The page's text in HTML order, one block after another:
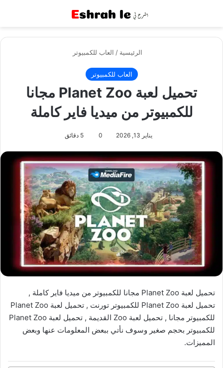
الرئيسية / العاب للكمبيوتر
العاب للكمبيوتر
تحميل لعبة Planet Zoo مجانا
للكمبيوتر من ميديا فاير كاملة
يناير 13, 2026 0 5 دقائق
تحميل لعبة Planet Zoo مجانا للكمبيوتر من ميديا فاير كاملة ,
تحميل لعبة Planet Zoo للكمبيوتر تورنت , تحميل لعبة Planet Zoo
للكمبيوتر مجانا , تحميل لعبة Zoo القديمة , تحميل لعبة Planet Zoo
للكمبيوتر بحجم صغير وسوف نأتي ببعض المعلومات عنها وبعض
المميزات.